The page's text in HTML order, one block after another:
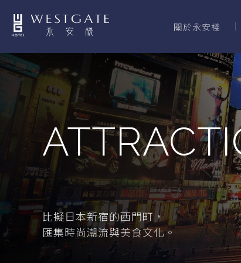
關於永安棧
比擬日本新宿的西門町，
匯集時尚潮流與美食文化。